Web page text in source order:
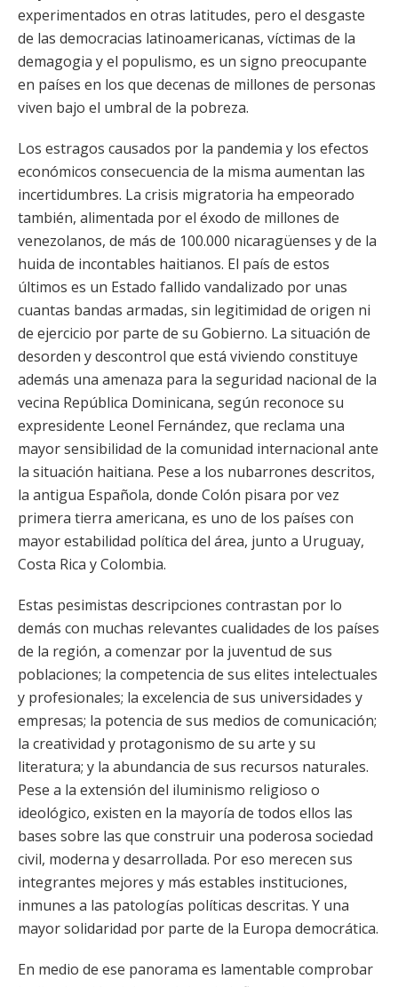
experimentados en otras latitudes, pero el desgaste
de las democracias latinoamericanas, víctimas de la
demagogia y el populismo, es un signo preocupante
en países en los que decenas de millones de personas
viven bajo el umbral de la pobreza.
Los estragos causados por la pandemia y los efectos
económicos consecuencia de la misma aumentan las
incertidumbres. La crisis migratoria ha empeorado
también, alimentada por el éxodo de millones de
venezolanos, de más de 100.000 nicaragüenses y de la
huida de incontables haitianos. El país de estos
últimos es un Estado fallido vandalizado por unas
cuantas bandas armadas, sin legitimidad de origen ni
de ejercicio por parte de su Gobierno. La situación de
desorden y descontrol que está viviendo constituye
además una amenaza para la seguridad nacional de la
vecina República Dominicana, según reconoce su
expresidente Leonel Fernández, que reclama una
mayor sensibilidad de la comunidad internacional ante
la situación haitiana. Pese a los nubarrones descritos,
la antigua Española, donde Colón pisara por vez
primera tierra americana, es uno de los países con
mayor estabilidad política del área, junto a Uruguay,
Costa Rica y Colombia.
Estas pesimistas descripciones contrastan por lo
demás con muchas relevantes cualidades de los países
de la región, a comenzar por la juventud de sus
poblaciones; la competencia de sus elites intelectuales
y profesionales; la excelencia de sus universidades y
empresas; la potencia de sus medios de comunicación;
la creatividad y protagonismo de su arte y su
literatura; y la abundancia de sus recursos naturales.
Pese a la extensión del iluminismo religioso o
ideológico, existen en la mayoría de todos ellos las
bases sobre las que construir una poderosa sociedad
civil, moderna y desarrollada. Por eso merecen sus
integrantes mejores y más estables instituciones,
inmunes a las patologías políticas descritas. Y una
mayor solidaridad por parte de la Europa democrática.
En medio de ese panorama es lamentable comprobar